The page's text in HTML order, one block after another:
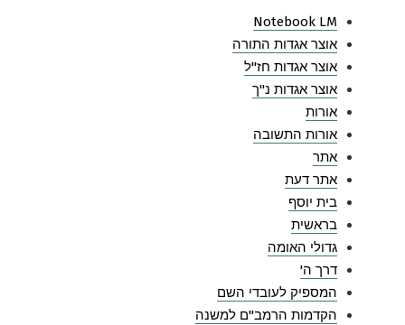
Notebook LM
אוצר אגדות התורה
אוצר אגדות חז"ל
אוצר אגדות נ"ך
אורות
אורות התשובה
אתר
אתר דעת
בית יוסף
בראשית
גדולי האומה
דרך ה'
המספיק לעובדי השם
הקדמות הרמב"ם למשנה